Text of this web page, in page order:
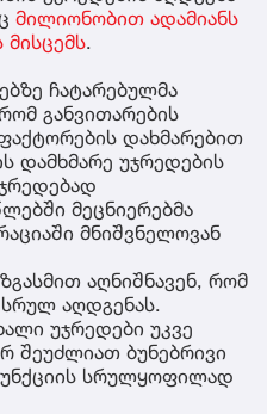
მილიონობით ადამიანს
მისცემს.
ჩატარებულმა
განვითარების
დახმარებით
დამხმარე უჯრედების
მეცნიერებმა
მნიშვნელოვან
აღნიშნავენ, რომ
სრულ აღდგენას.
უჯრედები უკვე
შეუძლიათ ბუნებრივი
სრულყოფილად